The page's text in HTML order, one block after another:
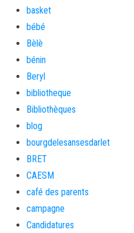
basket
bébé
Bèlè
bénin
Beryl
bibliotheque
Bibliothèques
blog
bourgdelesansesdarlet
BRET
CAESM
café des parents
campagne
Candidatures